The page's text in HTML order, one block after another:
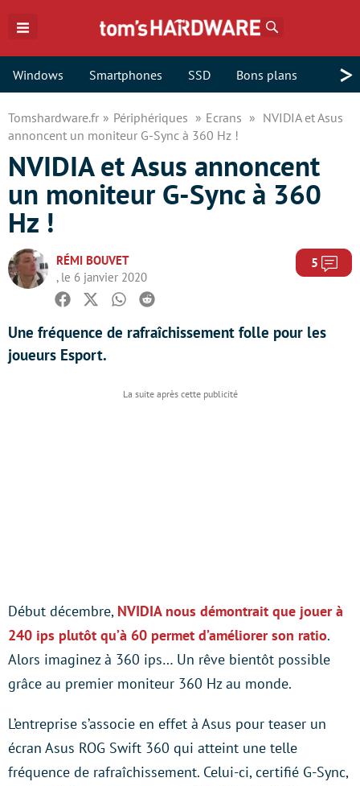
Windows Smartphones SSD Bons plans >
Tomshardware.fr Périphériques Ecrans
NVIDIA et Asus
annoncent un moniteur G-Sync à 360 Hz !
NVIDIA et Asus annoncent
un moniteur G-Sync à 360
Hz !
RÉMI BOUVET
, le 6 janvier 2020
5
Facebook
TwitterWhatsapp
Reddit
Une fréquence de rafraîchissement folle pour les
joueurs Esport.
Début décembre, NVIDIA nous démontrait que jouer à
240 ips plutôt qu’à 60 permet d’améliorer son ratio.
Alors imaginez à 360 ips… Un rêve bientôt possible
grâce au premier moniteur 360 Hz au monde.
L’entreprise s’associe en effet à Asus pour teaser un
écran Asus ROG Swift 360 qui atteint une telle
fréquence de rafraîchissement. Celui-ci, certifié G-Sync,